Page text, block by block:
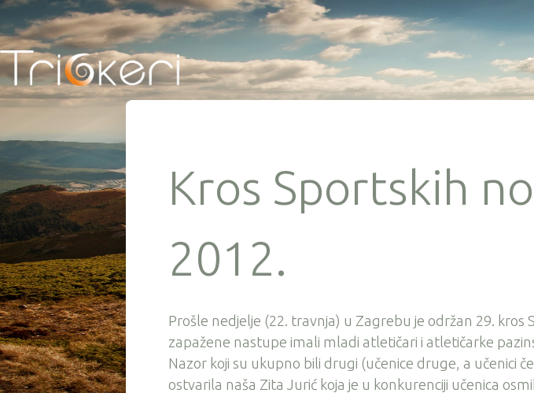
Kros Sportskih
2012.
Prošle nedjelje (22. travnja) u Zagrebu je održan 29. kros
zapažene nastupe imali mladi atletičari i atletičarke
Nazor koji su ukupno bili drugi (učenice druge, a učenici
ostvarila naša Zita Jurić koja je u konkurenciji učenica